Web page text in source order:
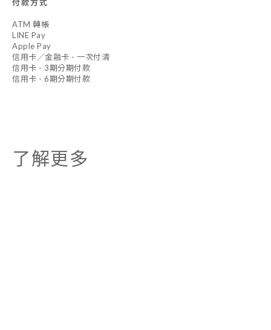
付款方式
ATM 轉帳
LINE Pay
Apple Pay
信用卡／金融卡 - 一次付清
信用卡 - 3期分期付款
信用卡 - 6期分期付款
了解更多